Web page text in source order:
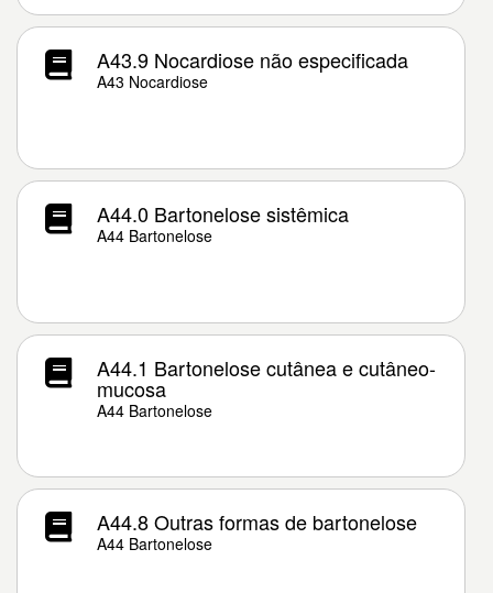
A43.9 Nocardiose não especificada
A43 Nocardiose
A44.0 Bartonelose sistêmica
A44 Bartonelose
A44.1 Bartonelose cutânea e cutâneo-
mucosa
A44 Bartonelose
A44.8 Outras formas de bartonelose
A44 Bartonelose